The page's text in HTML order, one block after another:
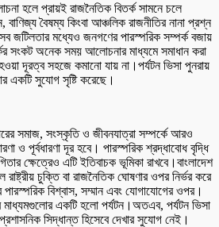
হলে প্রায়ই রাজনৈতিক বিতর্ক সামনে চলে
বৈষম্য কিংবা আঞ্চলিক রাজনীতির নানা প্রশ্ন
মধ্যেও জনগণের পারস্পরিক সম্পর্ক বজায়
সংকট অনেক সময় আলোচনার মাধ্যমে সমাধান করা
দূরত্ব সহজে কমানো যায় না।পর্যটন ভিসা পুনরায়
একটি সুযোগ সৃষ্টি করেছে।
সমাজ, সংস্কৃতি ও জীবনযাত্রা সম্পর্কে আরও
ও পূর্বধারণা দূর হবে। পারস্পরিক শ্রদ্ধাবোধ বৃদ্ধি
ক্ষেত্রেও এটি ইতিবাচক ভূমিকা রাখবে।বাংলাদেশ
চুক্তি বা রাজনৈতিক ঘোষণার ওপর নির্ভর করে
পারস্পরিক বিশ্বাস, সম্মান এবং যোগাযোগের ওপর।
মাধ্যমগুলোর একটি হলো পর্যটন।অতএব, পর্যটন ভিসা
সিদ্ধান্ত হিসেবে দেখার সুযোগ নেই।